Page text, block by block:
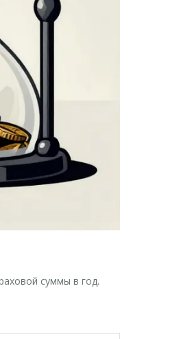
суммы в год.